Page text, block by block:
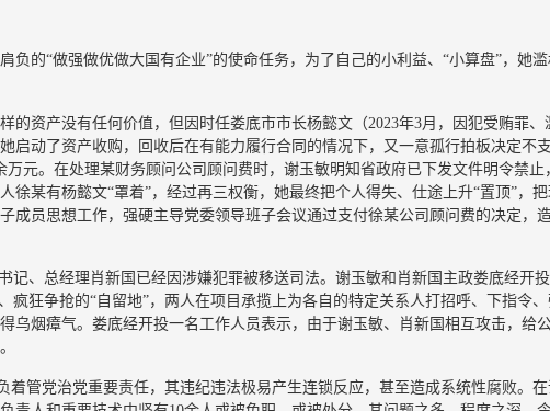
负的“做强做优做大国有企业”的使命任务，为了自己的小利益、“小算盘”，她滥
的资产没有任何价值，但因时任娄底市市长杨懿文（2023年3月，因犯受贿罪、
启动了资产收购，回收后在有能力履行合同的情况下，又一意孤行拍板决定不
元。在处理某财务顾问公司顾问费时，谢玉敏明知省政府已下发文件明令禁止
徐某有杨懿文“罩着”，经过再三权衡，她最终把个人得失、仕途上升“置顶”，把
成员思想工作，强硬主导党委领导班子会议通过支付徐某公司顾问费的决定，
记、总经理肖新国已经因涉嫌犯罪被移送司法。谢玉敏和肖新国主政娄底经开
疯狂争抢的“自留地”，两人在项目承揽上为各自的特定关系人打招呼、下指令、
乌烟瘴气。娄底经开投一名工作人员表示，由于谢玉敏、肖新国相互攻击，给
着管党治党重要责任，其违纪违法极易产生连锁反应，甚至造成系统性腐败。